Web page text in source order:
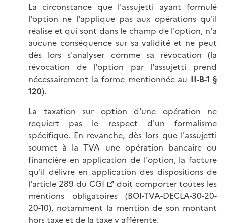
La circonstance que l'assujetti ayant formulé
l'option ne l'applique pas aux opérations qu'il
réalise et qui sont dans le champ de l'option, n'a
aucune conséquence sur sa validité et ne peut
dès lors s'analyser comme sa révocation (la
révocation de l'option par l'assujetti prend
nécessairement la forme mentionnée au II-B-1 §
120).
La taxation sur option d'une opération ne
requiert pas le respect d'un formalisme
spécifique. En revanche, dès lors que l'assujetti
soumet à la TVA une opération bancaire ou
financière en application de l'option, la facture
qu'il délivre en application des dispositions de
l'article 289 du CGI
doit comporter toutes les
mentions obligatoires (BOI-TVA-DECLA-30-20-
20-10), notamment la mention de son montant
hors taxe et de la taxe y afférente.